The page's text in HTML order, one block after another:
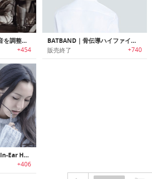
Knops｜聞こえてくる音を調整可能なボタン型ボリュームコントロール「ノップス」
+454
BATBAND｜骨伝導ハイファイヘッドホン「バットバンド」
販売終了 +740
【在庫限り特価！】Mi In-Ear Headphones Pro HD｜デュアルダイナミック/BAドライバー搭載ハイブリッドインイヤーヘッドホン
+406